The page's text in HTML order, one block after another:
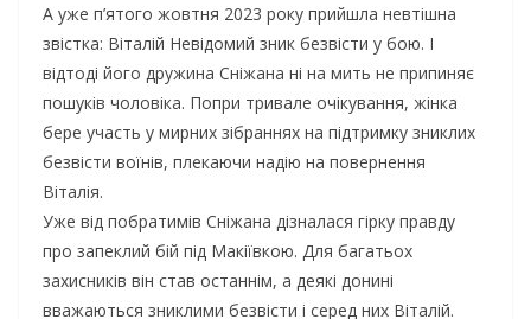
А уже п’ятого жовтня 2023 року прийшла невтішна
звістка: Віталій Невідомий зник безвісти у бою. І
відтоді його дружина Сніжана ні на мить не припиняє
пошуків чоловіка. Попри тривале очікування, жінка
бере участь у мирних зібраннях на підтримку зниклих
безвісти воїнів, плекаючи надію на повернення
Віталія.
Уже від побратимів Сніжана дізналася гірку правду
про запеклий бій під Макіївкою. Для багатьох
захисників він став останнім, а деякі донині
вважаються зниклими безвісти і серед них Віталій.